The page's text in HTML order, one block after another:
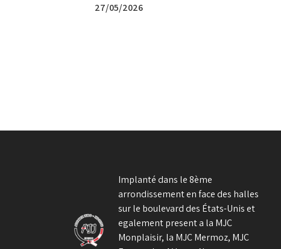
27/05/2026
Implanté dans le 8ème
arrondissement en face des halles
sur le boulevard des États-Unis et
egalement present a la MJC
Monplaisir, la MJC Mermoz, MJC